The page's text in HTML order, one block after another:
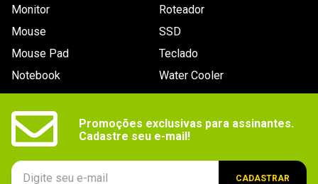
Monitor
Mouse
Mouse Pad
Notebook
Roteador
SSD
Teclado
Water Cooler
Promoções exclusivas para assinantes.
Cadastre seu e-mail!
CADASTRAR
fractal